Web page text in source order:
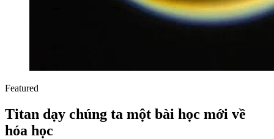
Featured
Titan dạy chúng ta một bài học mới về
hóa học